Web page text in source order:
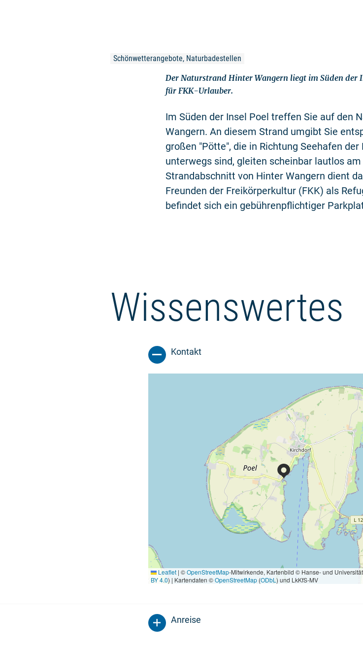
Schönwetterangebote, Naturbadestellen
Der Naturstrand Hinter Wangern liegt im Süden der
für FKK-Urlauber.
Im Süden der Insel Poel treffen Sie auf den
Wangern. An diesem Strand umgibt Sie
großen "Pötte", die in Richtung Seehafen
unterwegs sind, gleiten scheinbar lautlos
Strandabschnitt von Hinter Wangern dient
Freunden der Freikörperkultur (FKK) als
befindet sich ein gebührenpflichtiger
Wissenswertes
Kontakt
Leaflet | ©OpenStreetMap-Mitwirkende, Kartenbild © Hanse- und
BY 4.0) | Kartendaten ©OpenStreetMap(ODbL ) und LkKfS-MV
Anreise